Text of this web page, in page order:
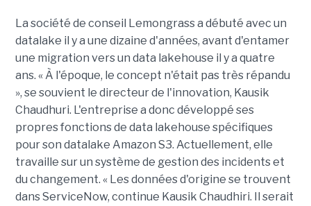
La société de conseil Lemongrass a débuté avec un
datalake il y a une dizaine d'années, avant d'entamer
une migration vers un data lakehouse il y a quatre
ans. « À l'époque, le concept n'était pas très répandu
», se souvient le directeur de l'innovation, Kausik
Chaudhuri. L'entreprise a donc développé ses
propres fonctions de data lakehouse spécifiques
pour son datalake Amazon S3. Actuellement, elle
travaille sur un système de gestion des incidents et
du changement. « Les données d'origine se trouvent
dans ServiceNow, continue Kausik Chaudhiri. Il serait